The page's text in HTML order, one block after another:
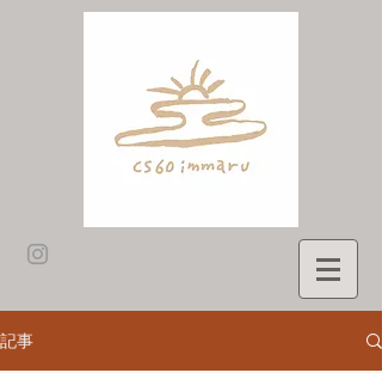
記事